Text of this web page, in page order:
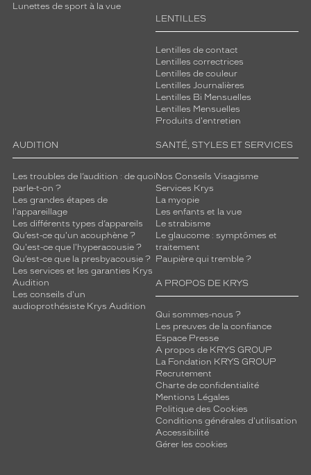
Lunettes de sport à la vue
LENTILLES
Lentilles de contact
Lentilles correctrices
Lentilles de couleur
Lentilles Journalières
Lentilles Bi Mensuelles
Lentilles Mensuelles
Produits d'entretien
AUDITION
Les troubles de l’audition : de quoi
parle-t-on ?
Les grandes étapes de
l'appareillage
Les différents types d’appareils
Qu’est-ce qu'un acouphène ?
Qu'est-ce que l'hyperacousie ?
Qu’est-ce que la presbyacousie ?
Les services et les garanties Krys
Audition
Les conseils d'un
audioprothésiste Krys Audition
SANTÉ, STYLES ET SERVICES
Nos Conseils Visagisme
Services Krys
La myopie
Les enfants et la vue
Le strabisme
Le glaucome : symptômes et
traitement
Paupière qui tremble ?
A PROPOS DE KRYS
Qui sommes-nous ?
Les preuves de la confiance
Espace Presse
A propos de KRYS GROUP
La Fondation KRYS GROUP
Recrutement
Charte de confidentialité
Mentions Légales
Politique des Cookies
Conditions générales d'utilisation
Accessibilité
Gérer les cookies